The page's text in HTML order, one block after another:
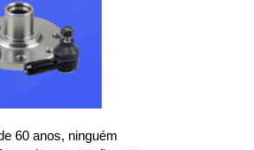
60 anos, ninguém